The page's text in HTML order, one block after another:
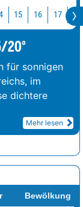
15 16 17 18
20°
für sonnigen
im
dichtere
Mehr lesen
Bewölkung